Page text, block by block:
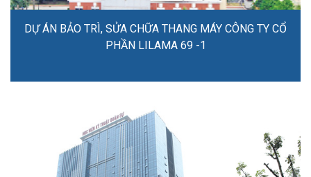
DỰ ÁN BẢO TRÌ, SỬA CHỮA THANG MÁY CÔNG TY CỔ
PHẦN LILAMA 69 -1